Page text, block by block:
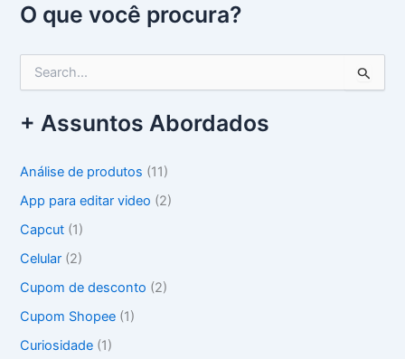
O que você procura?
e
q
s
a
p
o
:
+ Assuntos Abordados
Análise de produtos (11)
App para editar video (2)
Capcut (1)
Celular (2)
Cupom de desconto (2)
Cupom Shopee (1)
Curiosidade (1)